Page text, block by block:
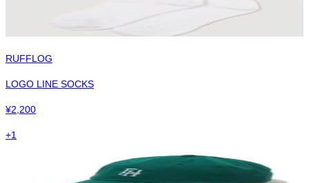
RUFFLOG
LOGO LINE SOCKS
¥2,200
+1